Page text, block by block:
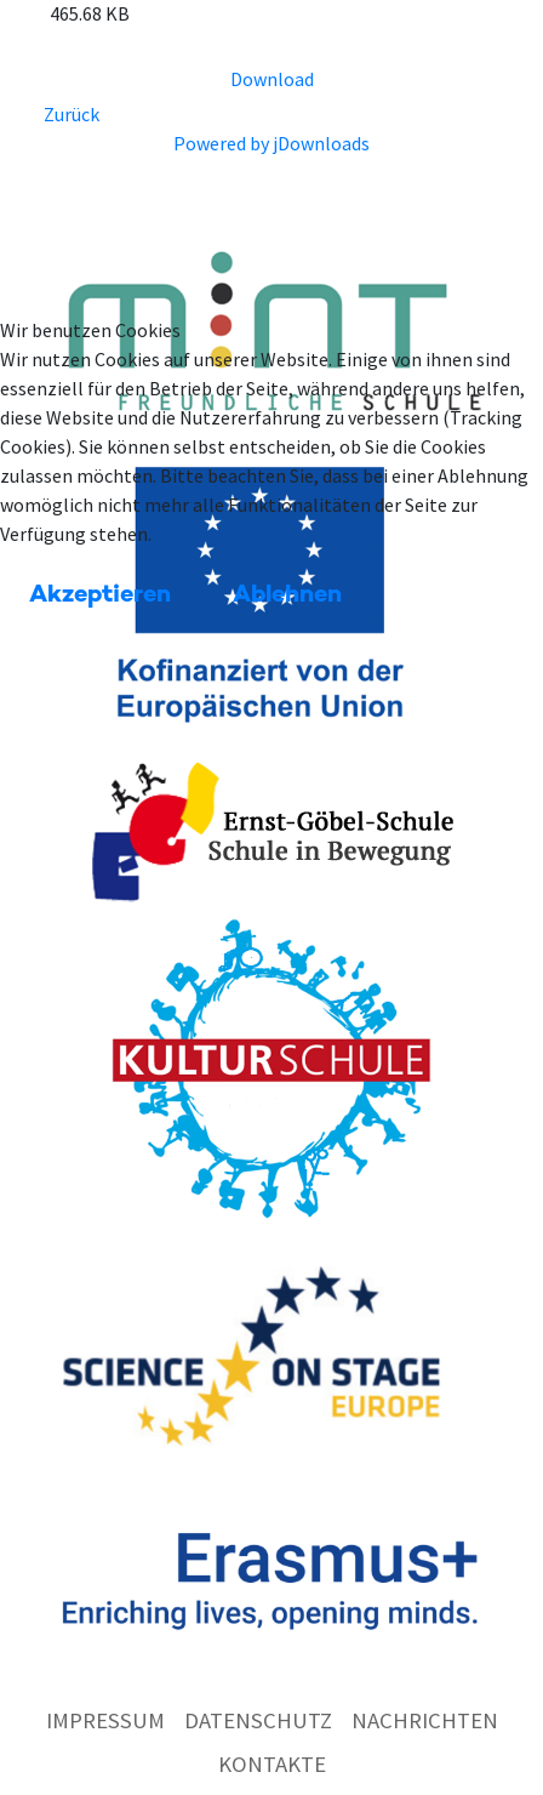
465.68 KB
Download
Zurück
Powered by jDownloads
IMPRESSUM DATENSCHUTZ
NACHRICHTEN
KONTAKTE
Wir benutzen Cookies
Wir nutzen Cookies auf unserer Website. Einige von ihnen sind
essenziell für den Betrieb der Seite, während andere uns helfen,
diese Website und die Nutzererfahrung zu verbessern (Tracking
Cookies). Sie können selbst entscheiden, ob Sie die Cookies
zulassen möchten. Bitte beachten Sie, dass bei einer Ablehnung
womöglich nicht mehr alle Funktionalitäten der Seite zur
Verfügung stehen.
Akzeptieren Ablehnen